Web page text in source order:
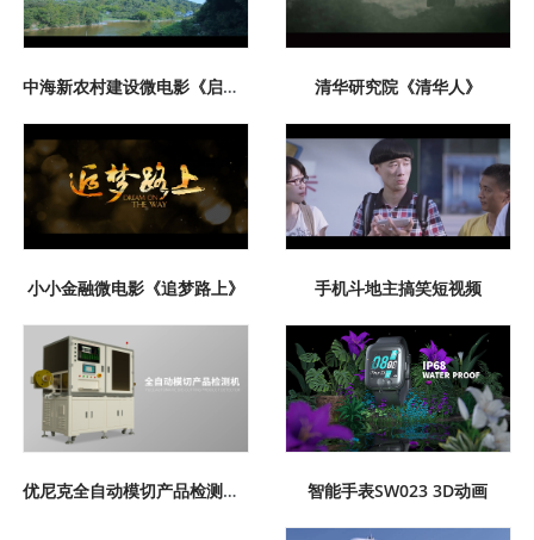
中海新农村建设微电影《启程》 清华研究院《清华人》
小小金融微电影《追梦路上》 手机斗地主搞笑短视频
优尼克全自动模切产品检测机3D演示 智能手表SW023 3D动画